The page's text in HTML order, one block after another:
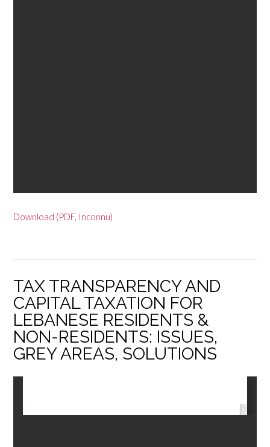
Download (PDF, Inconnu)
TAX TRANSPARENCY AND
CAPITAL TAXATION FOR
LEBANESE RESIDENTS &
NON-RESIDENTS: ISSUES,
GREY AREAS, SOLUTIONS